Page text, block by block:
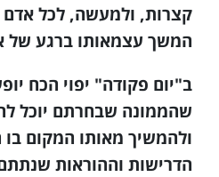
קצרות, ולמעשה, לכל
המשך עצמאותו ברגע של
ב"יום פקודה" יפוי הכח
שהממונה שבחרתם יוכל
ולהמשיך מאותו המקום בו
הדרישות וההוראות